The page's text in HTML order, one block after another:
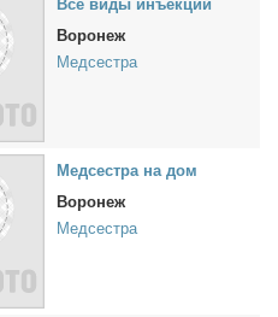
Все ви­ды инъ­ек­ций
Воронеж
Медсестра
Мед­сест­ра на дом
Воронеж
Медсестра